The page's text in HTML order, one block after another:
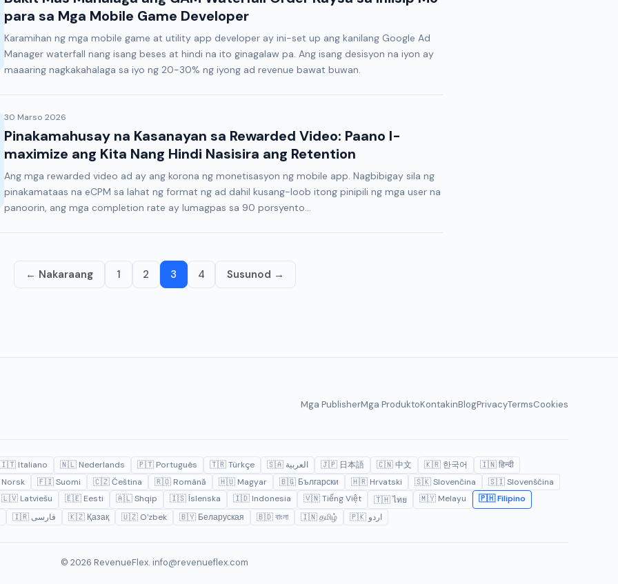
para sa Mga Mobile Game Developer
Karamihan ng mga mobile game at utility app developer ay ini-set up ang kanilang Google Ad
Manager waterfall nang isang beses at hindi na ito ginagalaw pa. Ang isang desisyon na iyon ay
maaaring nagkakahalaga sa iyo ng 20-30% ng iyong ad revenue bawat buwan.
30 Marso 2026
Pinakamahusay na Kasanayan sa Rewarded Video: Paano I-
maximize ang Kita Nang Hindi Nasisira ang Retention
Ang mga rewarded video ad ay ang korona ng monetisasyon ng mobile app. Nagbibigay sila ng
pinakamataas na eCPM sa lahat ng format ng ad dahil kusang-loob itong pinipili ng mga user na
panoorin, ang mga completion rate ay lumagpas sa 90 porsyento...
← Nakaraang 1 2 3 4 Susunod →
Mga PublisherMga ProduktoKontakinBlogPrivacyTermsCookies
🇮🇹 Italiano 🇳🇱 Nederlands 🇵🇹 Português 🇹🇷 Türkçe 🇸🇦 العربية 🇯🇵 日本語 🇨🇳 中文 🇰🇷 한국어
🇮🇳 हिन्दी
🇫🇮 Suomi 🇨🇿 Čeština 🇷🇴 Română 🇭🇺 Magyar 🇧🇬 Български 🇭🇷 Hrvatski 🇸🇰 Slovenčina
🇸🇮 Slovenščina
🇱🇻 Latviešu
🇪🇪 Eesti 🇦🇱 Shqip 🇮🇸 Íslenska 🇮🇩 Indonesia 🇻🇳 Tiếng Việt 🇹🇭 ไทย 🇲🇾 Melayu
🇵🇭 Filipino
🇮🇷 فارسی
🇰🇿 Қазақ 🇺🇿 O'zbek 🇧🇾 Беларуская 🇧🇩 বাংলা 🇮🇳 தமிழ் 🇵🇰 اردو
© 2026 RevenueFlex. info@revenueflex.com